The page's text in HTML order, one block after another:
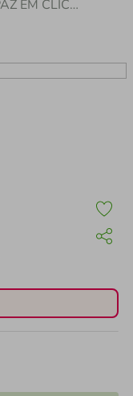
DIAS DE PAZ EM CLICHY